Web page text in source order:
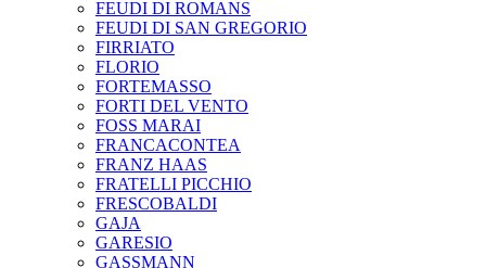
FEUDI DI ROMANS
FEUDI DI SAN GREGORIO
FIRRIATO
FLORIO
FORTEMASSO
FORTI DEL VENTO
FOSS MARAI
FRANCACONTEA
FRANZ HAAS
FRATELLI PICCHIO
FRESCOBALDI
GAJA
GARESIO
GASSMANN